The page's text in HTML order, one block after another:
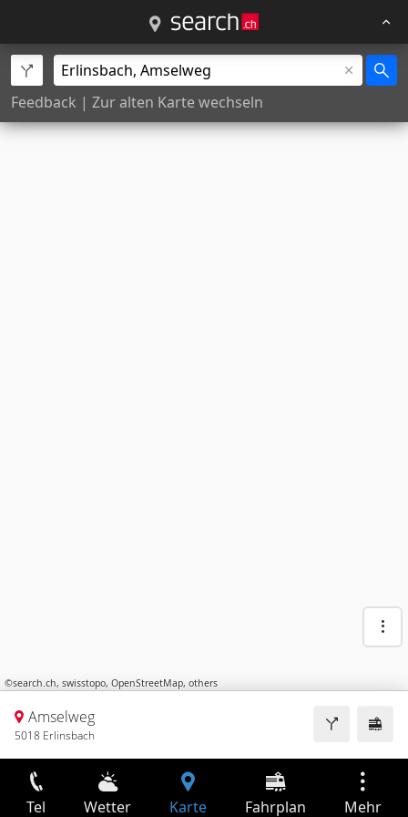
Feedback | Zur alten Karte wechseln
©search.ch, swisstopo, OpenStreetMap, others
Amselweg
5018 Erlinsbach
Tel Wetter Karte Fahrplan Mehr